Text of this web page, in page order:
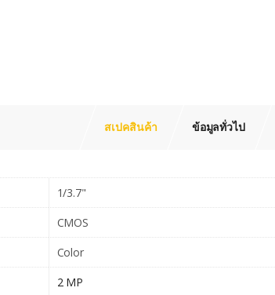
สเปคสินค้า ข้อมูลทั่วไป
1/3.7"
CMOS
Color
2 MP